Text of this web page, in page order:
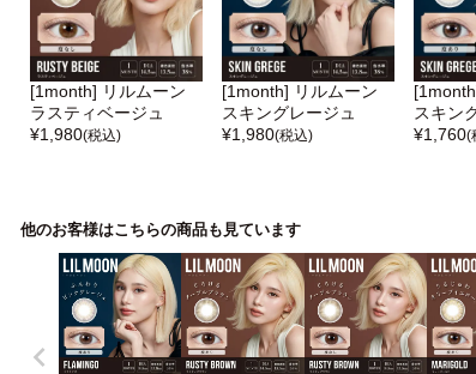
[1month] リルムーン
ラスティベージュ
¥1,980(税込)
[1month] リルムーン
スキングレージュ
¥1,980(税込)
スキン
¥1,760(
他のお客様はこちらの商品も見ています